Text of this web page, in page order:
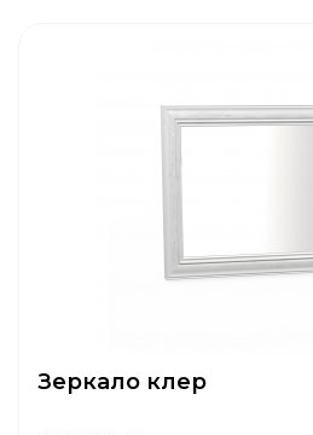
Зеркало клер